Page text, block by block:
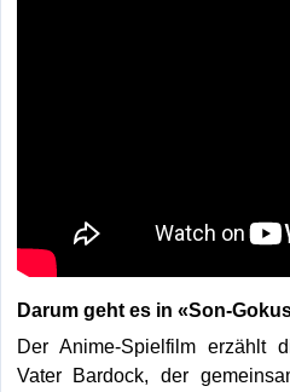
Darum geht es in «Son-
Der Anime-Spielfilm erzählt
Vater Bardock, der